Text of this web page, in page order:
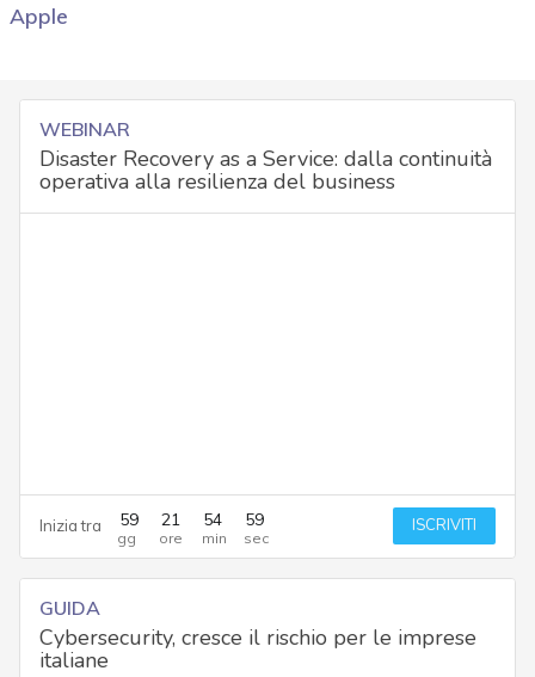
Apple
WEBINAR
Disaster Recovery as a Service: dalla continuità
operativa alla resilienza del business
Inizia tra 59 21 54 57 ISCRIVITI
GUIDA
Cybersecurity, cresce il rischio per le imprese
italiane